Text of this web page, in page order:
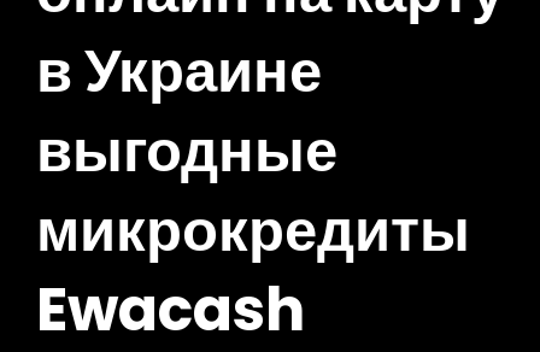
в Украине
выгодные
микрокредиты
Ewacash